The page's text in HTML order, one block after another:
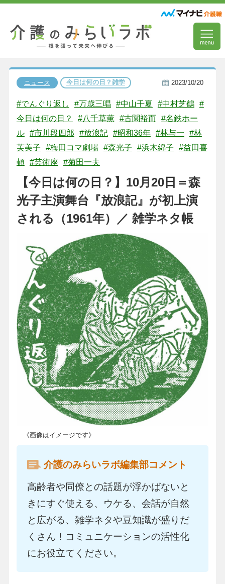
ニュース 今日は何の日？雑学 2023/10/20
#でんぐり返し #万歳三唱 #中山千夏 #中村芝鶴 #
今日は何の日？
#八千草薫 #古関裕而 #名鉄ホー
ル #市川段四郎 #放浪記 #昭和36年 #林与一
#林
芙美子
#梅田コマ劇場 #森光子 #浜木綿子
#益田喜
頓 #芸術座 #菊田一夫
【今日は何の日？】10月20日＝森
光子主演舞台『放浪記』が初上演
される（1961年）／ 雑学ネタ帳
《画像はイメージです》
介護のみらいラボ編集部コメント
高齢者や同僚との話題が浮かばないと
きにすぐ使える、ウケる、会話が自然
と広がる、雑学ネタや豆知識が盛りだ
くさん！コミュニケーションの活性化
にお役立てください。